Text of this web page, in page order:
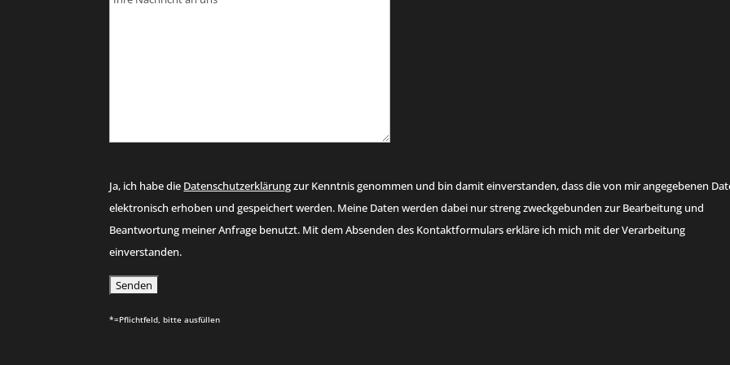
Ja, ich habe die Datenschutzerklärungzur Kenntnis genommen und bin damit einverstanden, dass die von mir angegebenen
elektronisch erhoben und gespeichert werden. Meine Daten werden dabei nur streng zweckgebunden zur Bearbeitung und
Beantwortung meiner Anfrage benutzt. Mit dem Absenden des Kontaktformulars erkläre ich mich mit der Verarbeitung
einverstanden.
*=Pflichtfeld, bitte ausfüllen